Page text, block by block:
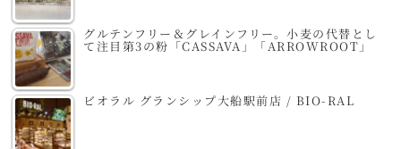
グルテンフリー＆グレインフリー。小麦の代替とし
て注目第3の粉「CASSAVA」「ARROWROOT」
ビオラル グランシップ大船駅前店 / BIO-RAL